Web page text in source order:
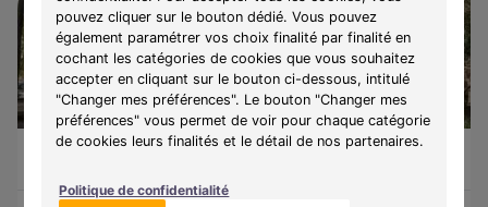
pouvez cliquer sur le bouton dédié. Vous pouvez
également paramétrer vos choix finalité par finalité en
cochant les catégories de cookies que vous souhaitez
accepter en cliquant sur le bouton ci-dessous, intitulé
"Changer mes préférences". Le bouton "Changer mes
préférences" vous permet de voir pour chaque catégorie
de cookies leurs finalités et le détail de nos partenaires.
Politique de confidentialité
Guilvinec (29730)
À partir de 130 500 €